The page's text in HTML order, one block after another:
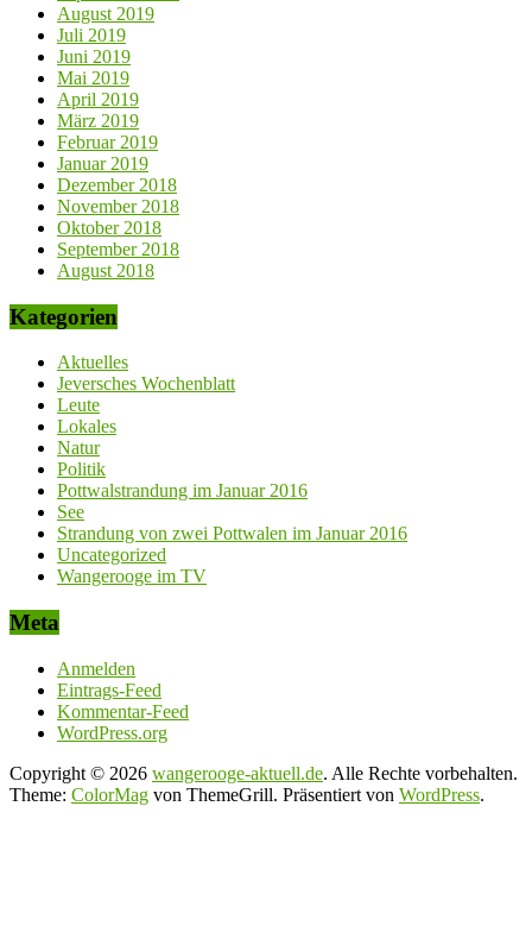
August 2019
Juli 2019
Juni 2019
Mai 2019
April 2019
März 2019
Februar 2019
Januar 2019
Dezember 2018
November 2018
Oktober 2018
September 2018
August 2018
Kategorien
Aktuelles
Jeversches Wochenblatt
Leute
Lokales
Natur
Politik
Pottwalstrandung im Januar 2016
See
Strandung von zwei Pottwalen im Januar 2016
Uncategorized
Wangerooge im TV
Meta
Anmelden
Eintrags-Feed
Kommentar-Feed
WordPress.org
Copyright © 2026 wangerooge-aktuell.de. Alle Rechte vorbehalten.
Theme: ColorMag von ThemeGrill. Präsentiert von WordPress.